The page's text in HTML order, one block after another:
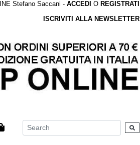
Stefano Saccani - ACCEDI O REGISTRATI
ISCRIVITI ALLA NEWSLETTER